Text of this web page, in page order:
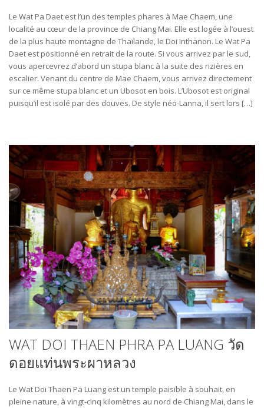
Le Wat Pa Daet est l’un des temples phares à Mae Chaem, une
localité au cœur de la province de Chiang Mai. Elle est logée à l’ouest
de la plus haute montagne de Thaïlande, le Doi Inthanon. Le Wat Pa
Daet est positionné en retrait de la route. Si vous arrivez par le sud,
vous apercevrez d’abord un stupa blanc à la suite des rizières en
escalier. Venant du centre de Mae Chaem, vous arrivez directement
sur ce même stupa blanc et un Ubosot en bois. L’Ubosot est original
puisqu’il est isolé par des douves. De style néo-Lanna, il sert lors […]
WAT DOI THAEN PHRA PA LUANG วัด
ดอยแท่นพระผาหลวง
Le Wat Doi Thaen Pa Luang est un temple paisible à souhait, en
pleine nature, à vingt-cinq kilomètres au nord de Chiang Mai, dans le